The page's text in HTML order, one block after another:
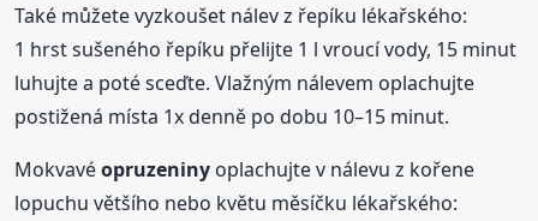
Také můžete vyzkoušet nálev z řepíku lékařského:
1 hrst sušeného řepíku přelijte 1 l vroucí vody, 15 minut
luhujte a poté sceďte. Vlažným nálevem oplachujte
postižená místa 1x denně po dobu 10–15 minut.
Mokvavéopruzeniny oplachujte v nálevu z kořene
lopuchu většího nebo květu měsíčku lékařského: